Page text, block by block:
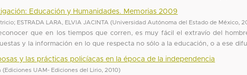
Educación y Humanidades. Memorias 2009
; ESTRADA LARA, ELVIA JACINTA (Universidad Autónoma del Estado de México
que en los tiempos que corren, es muy fácil el extravío del
y la información en lo que respecta no sólo a la educación, o a ese
y las prácticas policíacas en la época de la independencia
(Ediciones UAM- Ediciones del Lirio 2010)